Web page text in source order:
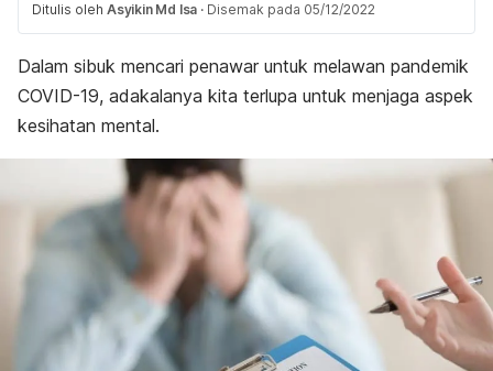
Ditulis oleh Asyikin Md Isa · Disemak pada 05/12/2022
Dalam sibuk mencari penawar untuk melawan pandemik
COVID-19, adakalanya kita terlupa untuk menjaga aspek
kesihatan mental.